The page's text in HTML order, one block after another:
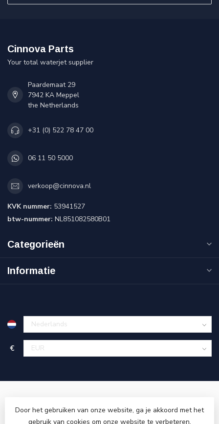
Cinnova Parts
Your total waterjet supplier
Paardemaat 29
7942 KA Meppel
the Netherlands
+31 (0) 522 78 47 00
06 11 50 5000
verkoop@cinnova.nl
KVK nummer: 53941527
btw-nummer: NL851082580B01
Categorieën
Informatie
€
Door het gebruiken van onze website, ga je akkoord met het
gebruik van cookies om onze website te verbeteren.